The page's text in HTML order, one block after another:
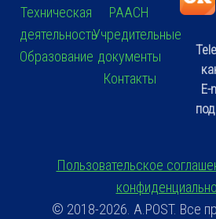
Техническая
деятельность
Образование
РААСН
Учредительные
документы
Контакты
E-
Пользовательское
© 2018-2026. A.POST. Все